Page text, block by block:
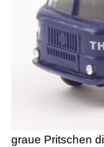
graue Pritschen